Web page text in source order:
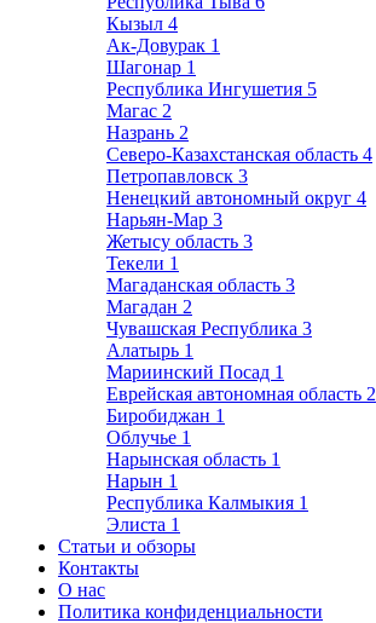
Кызыл 4
Ак-Довурак 1
Шагонар 1
Республика Ингушетия 5
Магас 2
Назрань 2
Северо-Казахстанская область 4
Петропавловск 3
Ненецкий автономный округ 4
Нарьян-Мар 3
Жетысу область 3
Текели 1
Магаданская область 3
Магадан 2
Чувашская Республика 3
Алатырь 1
Мариинский Посад 1
Еврейская автономная область 2
Биробиджан 1
Облучье 1
Нарынская область 1
Нарын 1
Республика Калмыкия 1
Элиста 1
Статьи и обзоры
Контакты
О нас
Политика конфиденциальности